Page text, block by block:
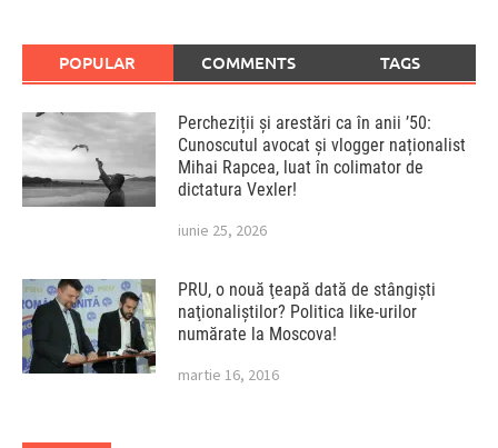
POPULAR COMMENTS TAGS
Percheziții și arestări ca în anii ’50:
Cunoscutul avocat și vlogger naționalist
Mihai Rapcea, luat în colimator de
dictatura Vexler!
iunie 25, 2026
PRU, o nouă ţeapă dată de stângişti
naţionaliştilor? Politica like-urilor
numărate la Moscova!
martie 16, 2016